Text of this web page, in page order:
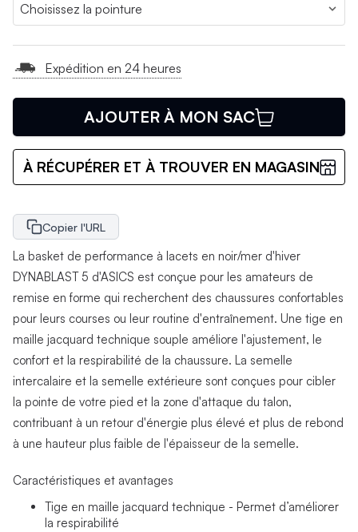
Expédition en 24 heures
AJOUTER À MON SAC
À RÉCUPÉRER ET À TROUVER EN MAGASIN
Copier l'URL
La basket de performance à lacets en noir/mer d'hiver
DYNABLAST 5 d'ASICS est conçue pour les amateurs de
remise en forme qui recherchent des chaussures confortables
pour leurs courses ou leur routine d'entraînement. Une tige en
maille jacquard technique souple améliore l'ajustement, le
confort et la respirabilité de la chaussure. La semelle
intercalaire et la semelle extérieure sont conçues pour cibler
la pointe de votre pied et la zone d'attaque du talon,
contribuant à un retour d'énergie plus élevé et plus de rebond
à une hauteur plus faible de l'épaisseur de la semelle.
Caractéristiques et avantages
Tige en maille jacquard technique - Permet d’améliorer
la respirabilité